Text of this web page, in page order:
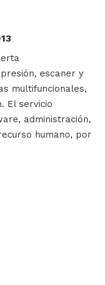
escaner y
multifuncionales,
El servicio
administración,
humano, por